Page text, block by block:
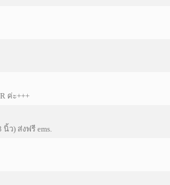
ค่ะ+++
ว) ส่งฟรี ems.